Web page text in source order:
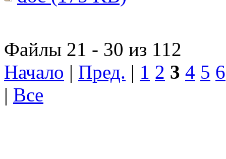
Файлы 21 - 30 из 112
Начало | Пред. | 1 2 3 4 5 6
| Все